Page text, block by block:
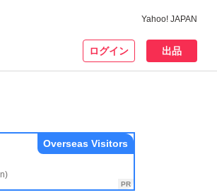
Yahoo! JAPAN
ログイン 出品
Overseas Visitors